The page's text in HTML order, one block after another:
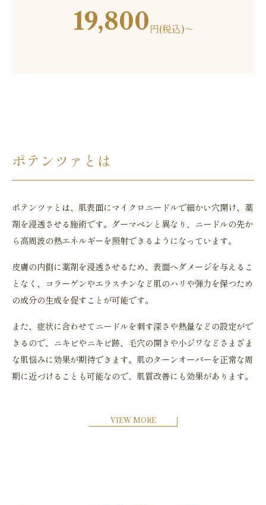
19,800 円(税込)〜
ポテンツァとは
ポテンツァとは、肌表面にマイクロニードルで細かい穴開け、薬
剤を浸透させる施術です。ダーマペンと異なり、ニードルの先か
ら高周波の熱エネルギーを照射できるようになっています。
皮膚の内側に薬剤を浸透させるため、表面へダメージを与えるこ
となく、コラーゲンやエラスチンなど肌のハリや弾力を保つため
の成分の生成を促すことが可能です。
また、症状に合わせてニードルを刺す深さや熱量などの設定がで
きるので、ニキビやニキビ跡、毛穴の開きや小ジワなどさまざま
な肌悩みに効果が期待できます。肌のターンオーバーを正常な周
期に近づけることも可能なので、肌質改善にも効果があります。
VIEW MORE